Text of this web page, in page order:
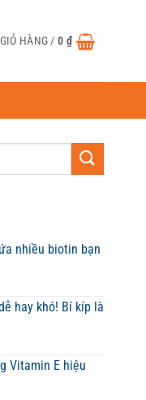
GIỎ HÀNG /0 ₫
nhiều biotin bạn
hay khó! Bí kíp là
Vitamin E hiệu